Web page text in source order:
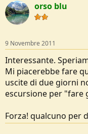
orso blu
9 Novembre 2011
Interessante.
Mi piacerebbe fare
uscite di due giorni
escursione per "fare
Forza! qualcuno per